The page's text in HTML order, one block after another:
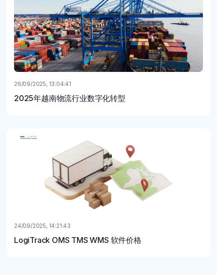
26/09/2025, 13:04:41
2025年越南物流行业数字化转型
24/09/2025, 14:21:43
LogiTrack OMS TMS WMS 软件价格